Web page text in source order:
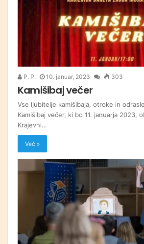
P. P. 10. januar, 2023 303
Kamišibaj večer
Vse ljubitelje kamišibaja, otroke in
Kamišibaj večer, ki bo 11. januarja 2023,
Krajevni…
Več »